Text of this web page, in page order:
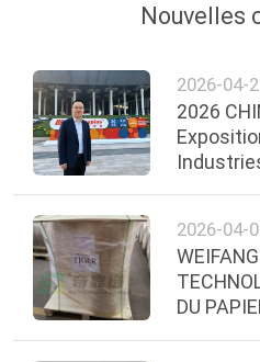
Nouvelles
2026-04-
2026
2026-04-
DU